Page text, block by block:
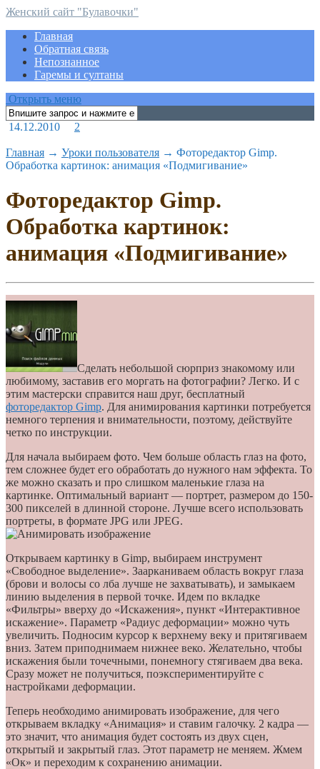
Женский сайт "Булавочки"
Главная
Обратная связь
Непознанное
Гаремы и султаны
Открыть меню
14.12.2010 2
Главная → Уроки пользователя → Фоторедактор Gimp.
Обработка картинок: анимация «Подмигивание»
Фоторедактор Gimp.
Обработка картинок:
анимация «Подмигивание»
Сделать небольшой сюрприз знакомому или
любимому, заставив его моргать на фотографии? Легко. И с
этим мастерски справится наш друг, бесплатный
фоторедактор Gimp. Для анимирования картинки потребуется
немного терпения и внимательности, поэтому, действуйте
четко по инструкции.
Для начала выбираем фото. Чем больше область глаз на фото,
тем сложнее будет его обработать до нужного нам эффекта. То
же можно сказать и про слишком маленькие глаза на
картинке. Оптимальный вариант — портрет, размером до 150-
300 пикселей в длинной стороне. Лучше всего использовать
портреты, в формате JPG или JPEG.
Открываем картинку в Gimp, выбираем инструмент
«Свободное выделение». Заарканиваем область вокруг глаза
(брови и волосы со лба лучше не захватывать), и замыкаем
линию выделения в первой точке. Идем по вкладке
«Фильтры» вверху до «Искажения», пункт «Интерактивное
искажение». Параметр «Радиус деформации» можно чуть
увеличить. Подносим курсор к верхнему веку и притягиваем
вниз. Затем приподнимаем нижнее веко. Желательно, чтобы
искажения были точечными, понемногу стягиваем два века.
Сразу может не получиться, поэкспериментируйте с
настройками деформации.
Теперь необходимо анимировать изображение, для чего
открываем вкладку «Анимация» и ставим галочку. 2 кадра —
это значит, что анимация будет состоять из двух сцен,
открытый и закрытый глаз. Этот параметр не меняем. Жмем
«Ок» и переходим к сохранению анимации.